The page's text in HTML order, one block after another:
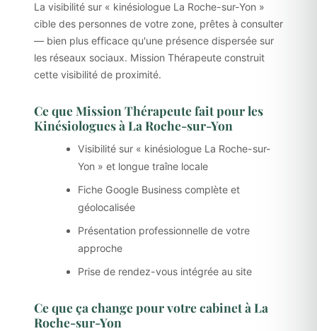
La visibilité sur « kinésiologue La Roche-sur-Yon »
cible des personnes de votre zone, prêtes à consulter
— bien plus efficace qu'une présence dispersée sur
les réseaux sociaux. Mission Thérapeute construit
cette visibilité de proximité.
Ce que Mission Thérapeute fait pour les
Kinésiologues à La Roche-sur-Yon
Visibilité sur « kinésiologue La Roche-sur-
Yon » et longue traîne locale
Fiche Google Business complète et
géolocalisée
Présentation professionnelle de votre
approche
Prise de rendez-vous intégrée au site
Ce que ça change pour votre cabinet à La
Roche-sur-Yon